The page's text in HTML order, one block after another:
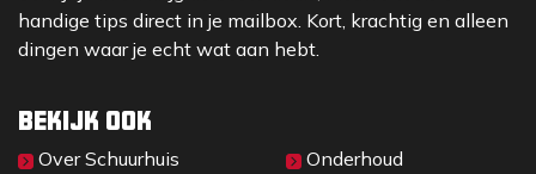
handige tips direct in je mailbox. Kort, krachtig en alleen
dingen waar je echt wat aan hebt.
Bekijk ook
Over Sc​huurhuis
Onderhoud